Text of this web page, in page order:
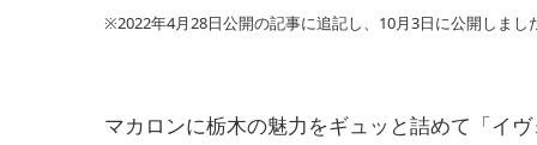
※2022年4月28日公開の記事に追記し、10月3日に公開しまし
マカロンに栃木の魅力をギュッと詰めて「イ